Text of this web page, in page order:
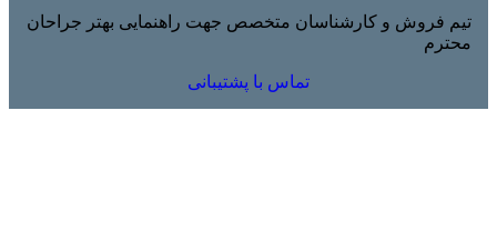
تیم فروش و کارشناسان متخصص جهت راهنمایی بهتر جراحان
محترم
تماس با پشتیبانی